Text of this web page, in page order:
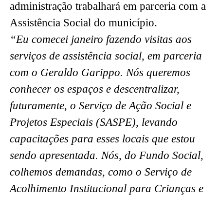
administração trabalhará em parceria com a
Assistência Social do município.
“Eu comecei janeiro fazendo visitas aos
serviços de assistência social, em parceria
com o Geraldo Garippo. Nós queremos
conhecer os espaços e descentralizar,
futuramente, o Serviço de Ação Social e
Projetos Especiais (SASPE), levando
capacitações para esses locais que estou
sendo apresentada. Nós, do Fundo Social,
colhemos demandas, como o Serviço de
Acolhimento Institucional para Crianças e